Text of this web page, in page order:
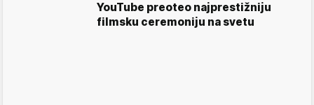
YouTube preoteo najprestižniju
filmsku ceremoniju na svetu